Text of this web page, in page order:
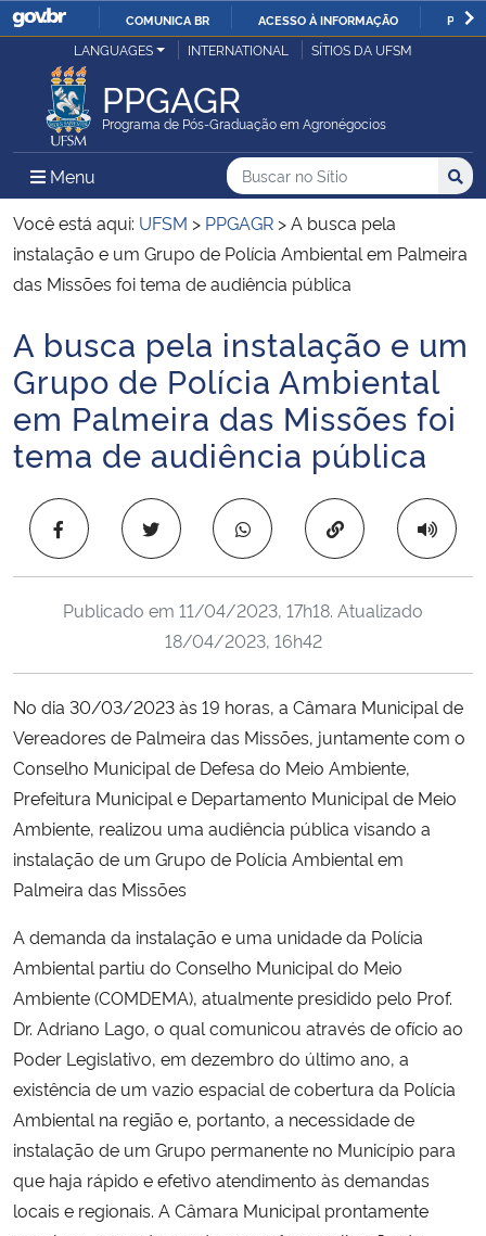
IR
COMUNICA BR ACESSO À INFORMAÇÃO
Ministério da Justiça e Segurança Pública
Ministério da Defesa
Ministério das Relações Exteriores
Ministério da Economia
Ministério da Infraestrutura
Ministério da Agricultura, Pecuária e Abastecimento
Ministério da Educação
Ministério da Cidadania
Ministério da Saúde
Ministério de Minas e Energia
Ministério da Ciência, Tecnologia, Inovações e Comunicações
Ministério do Meio Ambiente
Ministério do Turismo
Ministério do Desenvolvimento Regional
Ministério da Mulher, da Família e dos Direitos Humanos
Secretaria-Geral
Secretaria de Governo
Gabinete de Segurança Institucional
Advocacia-Geral da União
LANGUAGES INTERNATIONAL SÍTIOS DA UFSM
PPGAGR
Programa de Pós-Graduação em Agronégocios
Menu Menu Principal do Sítio
Busca
Buscar no no Sítio
Busca:
Você está aqui: UFSM > PPGAGR >A busca pela
instalação e um Grupo de Polícia Ambiental em Palmeira
das Missões foi tema de audiência pública
Início do conteúdo
A busca pela instalação e um
Grupo de Polícia Ambiental
em Palmeira das Missões foi
tema de audiência pública
Copiar para área
Publicado em 11/04/2023, 17h18. Atualizado
18/04/2023, 16h42
No dia 30/03/2023 às 19 horas, a Câmara Municipal de
Vereadores de Palmeira das Missões, juntamente com o
Conselho Municipal de Defesa do Meio Ambiente,
Prefeitura Municipal e Departamento Municipal de Meio
Ambiente, realizou uma audiência pública visando a
instalação de um Grupo de Polícia Ambiental em
Palmeira das Missões
A demanda da instalação e uma unidade da Polícia
Ambiental partiu do Conselho Municipal do Meio
Ambiente (COMDEMA), atualmente presidido pelo Prof.
Dr. Adriano Lago, o qual comunicou através de ofício ao
Poder Legislativo, em dezembro do último ano, a
existência de um vazio espacial de cobertura da Polícia
Ambiental na região e, portanto, a necessidade de
instalação de um Grupo permanente no Município para
que haja rápido e efetivo atendimento às demandas
locais e regionais. A Câmara Municipal prontamente